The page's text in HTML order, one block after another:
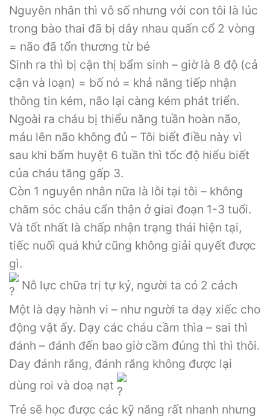
Nguyên nhân thì vô số nhưng với con tôi là lúc
trong bào thai đã bị dây nhau quấn cổ 2 vòng
= não đã tổn thương từ bé
Sinh ra thì bị cận thị bẩm sinh – giờ là 8 độ (cả
cận và loạn) = bố nó = khả năng tiếp nhận
thông tin kém, não lại càng kém phát triển.
Ngoài ra cháu bị thiểu năng tuần hoàn não,
máu lên não không đủ – Tôi biết điều này vì
sau khi bấm huyệt 6 tuần thì tốc độ hiểu biết
của cháu tăng gấp 3.
Còn 1 nguyên nhân nữa là lỗi tại tôi – không
chăm sóc cháu cẩn thận ở giai đoạn 1-3 tuổi.
Và tốt nhất là chấp nhận trạng thái hiện tại,
tiếc nuối quá khứ cũng không giải quyết được
gì.
Nỗ lực chữa trị tự kỷ, người ta có 2 cách
Một là dạy hành vi – như người ta dạy xiếc cho
động vật ấy. Dạy các cháu cầm thìa – sai thì
đánh – đánh đến bao giờ cầm đúng thì thì thôi.
Day đánh răng, đánh răng không được lại
dùng roi và doạ nạt
Trẻ sẽ học được các kỹ năng rất nhanh nhưng